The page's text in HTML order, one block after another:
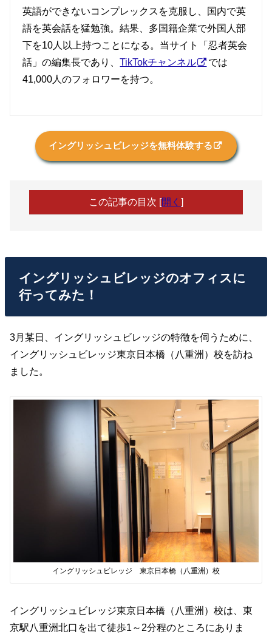
英語ができないコンプレックスを克服し、国内で英
語を英会話を猛勉強。結果、多国籍企業で外国人部
下を10人以上持つことになる。当サイト「忍者英会
話」の編集長であり、TikTokチャンネル
では
41,000人のフォロワーを持つ。
イングリッシュビレッジを無料体験する
この記事の目次 [開く ]
イングリッシュビレッジのオフィスに
行ってみた！
3月某日、イングリッシュビレッジの特徴を伺うために、
イングリッシュビレッジ東京日本橋（八重洲）校を訪ね
ました。
イングリッシュビレッジ 東京日本橋（八重洲）校
イングリッシュビレッジ東京日本橋（八重洲）校は、東
京駅八重洲北口を出て徒歩1～2分程のところにありま